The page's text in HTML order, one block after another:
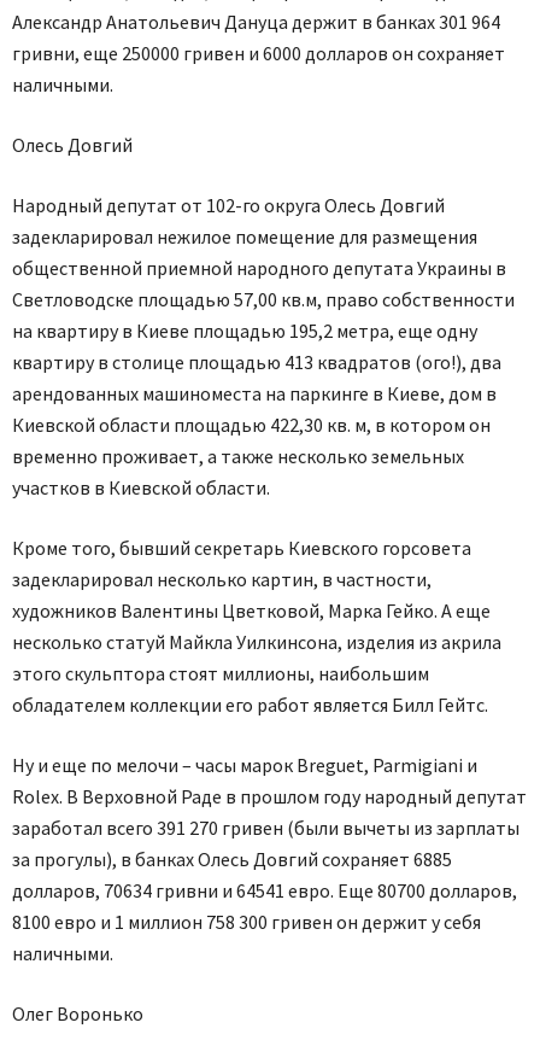
Александр Анатольевич Дануца держит в банках 301 964
гривни, еще 250000 гривен и 6000 долларов он сохраняет
наличными.
Олесь Довгий
Народный депутат от 102-го округа Олесь Довгий
задекларировал нежилое помещение для размещения
общественной приемной народного депутата Украины в
Светловодске площадью 57,00 кв.м, право собственности
на квартиру в Киеве площадью 195,2 метра, еще одну
квартиру в столице площадью 413 квадратов (ого!), два
арендованных машиноместа на паркинге в Киеве, дом в
Киевской области площадью 422,30 кв. м, в котором он
временно проживает, а также несколько земельных
участков в Киевской области.
Кроме того, бывший секретарь Киевского горсовета
задекларировал несколько картин, в частности,
художников Валентины Цветковой, Марка Гейко. А еще
несколько статуй Майкла Уилкинсона, изделия из акрила
этого скульптора стоят миллионы, наибольшим
обладателем коллекции его работ является Билл Гейтс.
Ну и еще по мелочи – часы марок Breguet, Parmigiani и
Rolex. В Верховной Раде в прошлом году народный депутат
заработал всего 391 270 гривен (были вычеты из зарплаты
за прогулы), в банках Олесь Довгий сохраняет 6885
долларов, 70634 гривни и 64541 евро. Еще 80700 долларов,
8100 евро и 1 миллион 758 300 гривен он держит у себя
наличными.
Олег Воронько